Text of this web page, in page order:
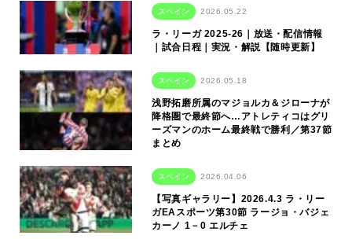
スペイン 2026.05.22
ラ・リーガ 2025-26｜放送・配信情報
｜試合日程｜実況・解説【随時更新】
スペイン 2026.05.18
浅野拓磨所属のマジョルカ＆ジローナが
降格圏で最終節へ…アトレティコはグリ
ーズマンのホーム最終戦で勝利／第37節
まとめ
スペイン 2026.04.06
【写真ギャラリー】2026.4.3 ラ・リー
ガEAスポーツ第30節 ラージョ・バジェ
カーノ 1－0 エルチェ